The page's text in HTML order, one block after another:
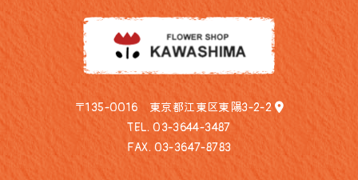
〒135-0016 東京都江東区東陽3-2-2
TEL.03-3644-3487
FAX. 03-3647-8783